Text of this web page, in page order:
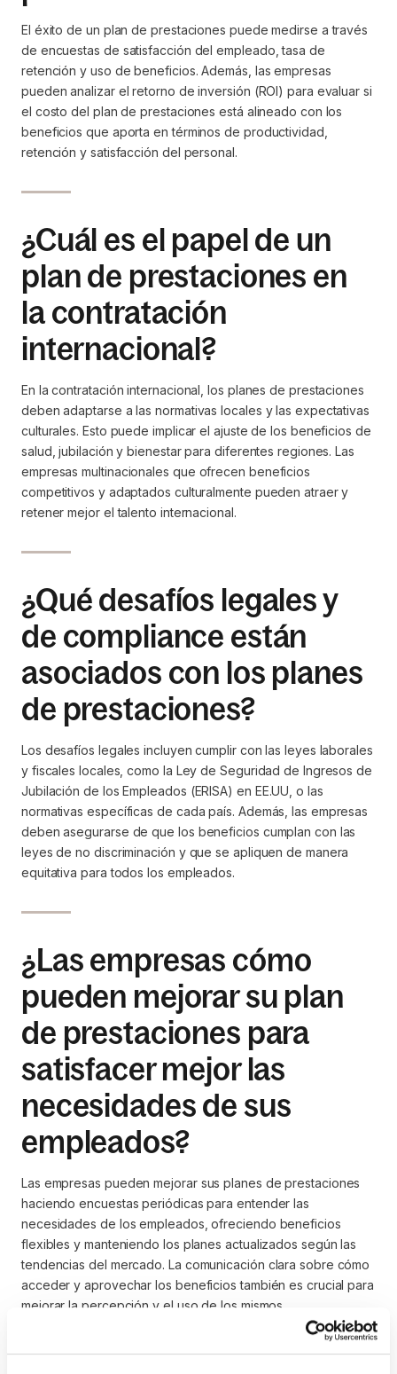
El éxito de un plan de prestaciones puede medirse a través
de encuestas de satisfacción del empleado, tasa de
retención y uso de beneficios. Además, las empresas
pueden analizar el retorno de inversión (ROI) para evaluar si
el costo del plan de prestaciones está alineado con los
beneficios que aporta en términos de productividad,
retención y satisfacción del personal.
¿Cuál es el papel de un
plan de prestaciones en
la contratación
internacional?
En la contratación internacional, los planes de prestaciones
deben adaptarse a las normativas locales y las expectativas
culturales. Esto puede implicar el ajuste de los beneficios de
salud, jubilación y bienestar para diferentes regiones. Las
empresas multinacionales que ofrecen beneficios
competitivos y adaptados culturalmente pueden atraer y
retener mejor el talento internacional.
¿Qué desafíos legales y
de compliance están
asociados con los planes
de prestaciones?
Los desafíos legales incluyen cumplir con las leyes laborales
y fiscales locales, como la Ley de Seguridad de Ingresos de
Jubilación de los Empleados (ERISA) en EE.UU, o las
normativas específicas de cada país. Además, las empresas
deben asegurarse de que los beneficios cumplan con las
leyes de no discriminación y que se apliquen de manera
equitativa para todos los empleados.
¿Las empresas cómo
pueden mejorar su plan
de prestaciones para
satisfacer mejor las
necesidades de sus
empleados?
Las empresas pueden mejorar sus planes de prestaciones
haciendo encuestas periódicas para entender las
necesidades de los empleados, ofreciendo beneficios
flexibles y manteniendo los planes actualizados según las
tendencias del mercado. La comunicación clara sobre cómo
acceder y aprovechar los beneficios también es crucial para
mejorar la percepción y el uso de los mismos.